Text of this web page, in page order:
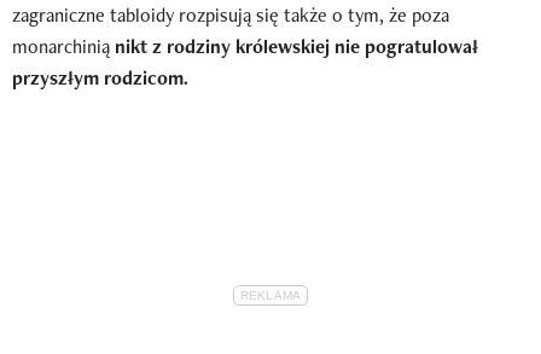
zagraniczne tabloidy rozpisują się także o tym, że poza
monarchinią nikt z rodziny królewskiej nie pogratulował
przyszłym rodzicom.